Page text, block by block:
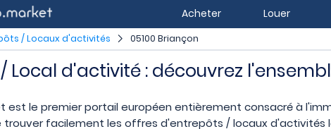
Acheter Louer
/ Locaux d'activités 05100 Briançon
Local d'activité : découvrez
est le premier portail européen entièrement consacré à
facilement les offres d'entrepôts / locaux d'activités